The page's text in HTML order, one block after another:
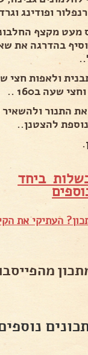
ופודינג
מעט מקצף
בהדרגה את
שעה ב160 ..
התנור
להצטנן..
ביחד
העתיקי את